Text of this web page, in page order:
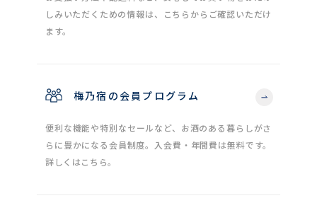
しみいただくための情報は、こちらからご確認いただけ
ます。
梅乃宿の会員プログラム
便利な機能や特別なセールなど、お酒のある暮らしがさ
らに豊かになる会員制度。入会費・年間費は無料です。
詳しくはこちら。